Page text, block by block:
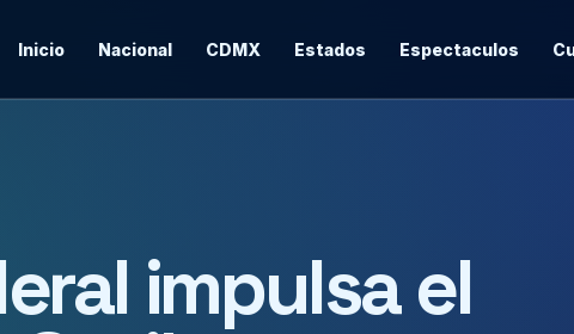
Inicio Nacional CDMX Estados Espectaculos
impulsa el